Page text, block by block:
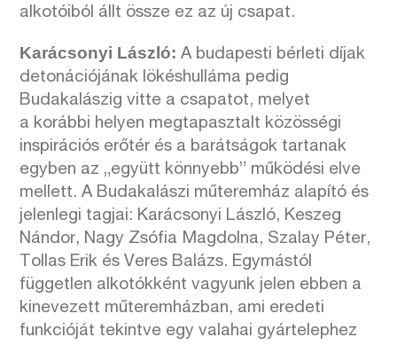
alkotóiból állt össze ez az új csapat.
Karácsonyi László: A budapesti bérleti díjak
detonációjának lökéshulláma pedig
Budakalászig vitte a csapatot, melyet
a korábbi helyen megtapasztalt közösségi
inspirációs erőtér és a barátságok tartanak
egyben az „együtt könnyebb” működési elve
mellett. A Budakalászi műteremház alapító és
jelenlegi tagjai: Karácsonyi László, Keszeg
Nándor, Nagy Zsófia Magdolna, Szalay Péter,
Tollas Erik és Veres Balázs. Egymástól
független alkotókként vagyunk jelen ebben a
kinevezett műteremházban, ami eredeti
funkcióját tekintve egy valahai gyártelephez